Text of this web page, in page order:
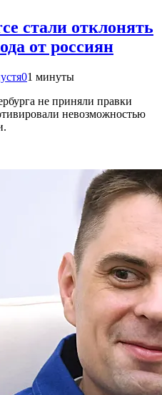
стали отклонять
от россиян
01 минуты
не приняли правки
невозможностью